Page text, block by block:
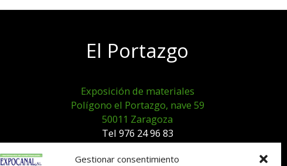
Gestionar consentimiento
El Portazgo
Exposición de materiales
Polígono el Portazgo, nave 59
50011 Zaragoza
Tel 976 24 96 83
exposicion@expocanal.es